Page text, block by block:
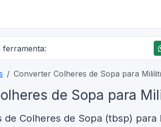
ferramenta:
Converter Colheres de Sopa para
de Sopa para
de Colheres de Sopa (tbsp)